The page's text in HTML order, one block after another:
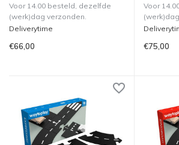
Voor 14.00 besteld, dezelfde
(werk)dag verzonden.
Deliverytime
€66,00
Voor
€75,00